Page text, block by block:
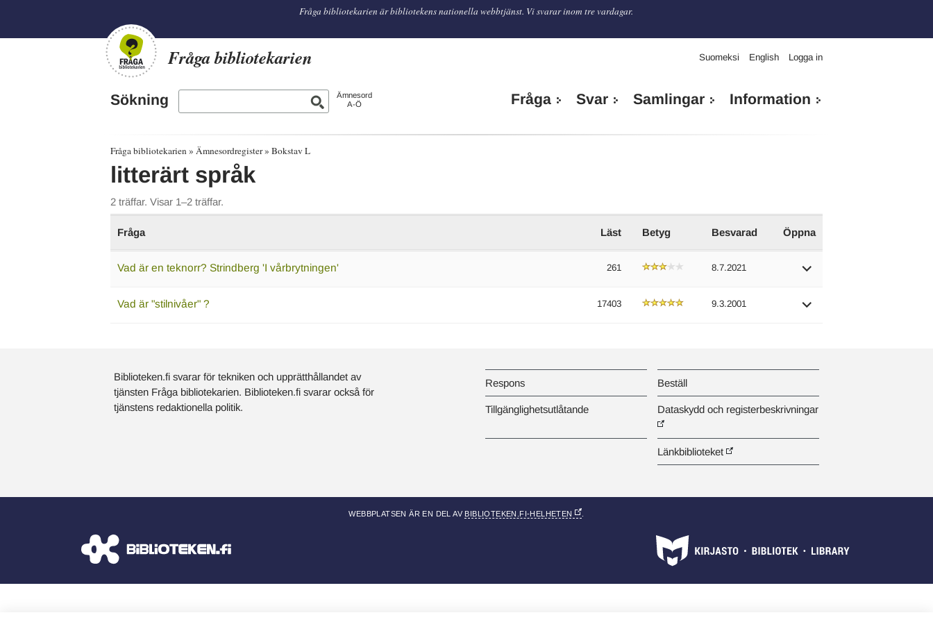
Fråga bibliotekarien är bibliotekens nationella webbtjänst. Vi svarar inom tre vardagar.
Fråga bibliotekarien Suomeksi English Logga in
Sökning
Ämnesord
A-Ö
Fråga Svar Samlingar Information
Fråga bibliotekarien Ämnesordregister Bokstav L
litterärt språk
2 träffar. Visar 1–2 träffar.
Fråga Läst Betyg Besvarad Öppna
Vad är en teknorr? Strindberg 'I vårbrytningen' 261 8.7.2021
Vad är "stilnivåer" ? 17403 9.3.2001
Biblioteken.fi svarar för tekniken och upprätthållandet av
tjänsten Fråga bibliotekarien. Biblioteken.fi svarar också för
tjänstens redaktionella politik.
Respons Beställ
Tillgänglighetsutlåtande Dataskydd och registerbeskrivningar
Länkbiblioteket